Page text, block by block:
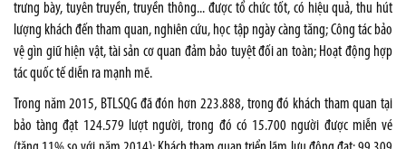
trưng bày, tuyên truyền, truyền thông... được tổ chức tốt, có hiệu quả, thu hút
lượng khách đến tham quan, nghiên cứu, học tập ngày càng tăng; Công tác bảo
vệ gìn giữ hiện vật, tài sản cơ quan đảm bảo tuyệt đối an toàn; Hoạt động hợp
tác quốc tế diễn ra mạnh mẽ.
Trong năm 2015, BTLSQG đã đón hơn 223.888, trong đó khách tham quan tại
bảo tàng đạt 124.579 lượt người, trong đó có 15.700 người được miễn vé